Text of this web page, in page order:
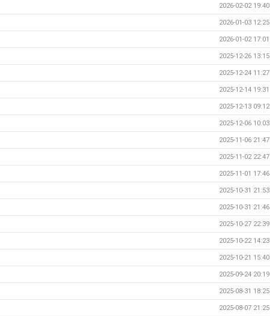
2026-02-02 19:40
2026-01-03 12:25
2026-01-02 17:01
2025-12-26 13:15
2025-12-24 11:27
2025-12-14 19:31
2025-12-13 09:12
2025-12-06 10:03
2025-11-06 21:47
2025-11-02 22:47
2025-11-01 17:46
2025-10-31 21:53
2025-10-31 21:46
2025-10-27 22:39
2025-10-22 14:23
2025-10-21 15:40
2025-09-24 20:19
2025-08-31 18:25
2025-08-07 21:25